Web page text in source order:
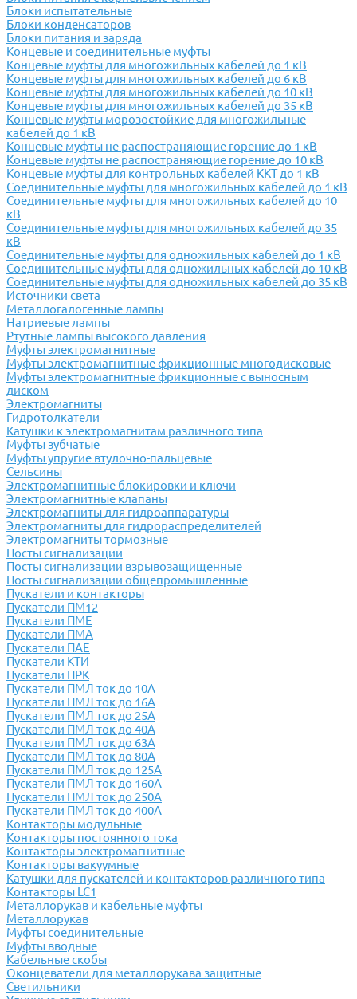
Блоки испытательные
Блоки конденсаторов
Блоки питания и заряда
Концевые и соединительные муфты
Концевые муфты для многожильных кабелей до 1 кВ
Концевые муфты для многожильных кабелей до 6 кВ
Концевые муфты для многожильных кабелей до 10 кВ
Концевые муфты для многожильных кабелей до 35 кВ
Концевые муфты морозостойкие для многожильные
кабелей до 1 кВ
Концевые муфты не распостраняющие горение до 1 кВ
Концевые муфты не распостраняющие горение до 10 кВ
Концевые муфты для контрольных кабелей ККТ до 1 кВ
Соединительные муфты для многожильных кабелей до 1 кВ
Соединительные муфты для многожильных кабелей до 10
кВ
Соединительные муфты для многожильных кабелей до 35
кВ
Соединительные муфты для одножильных кабелей до 1 кВ
Соединительные муфты для одножильных кабелей до 10 кВ
Соединительные муфты для одножильных кабелей до 35 кВ
Источники света
Металлогалогенные лампы
Натриевые лампы
Ртутные лампы высокого давления
Муфты электромагнитные
Муфты электромагнитные фрикционные многодисковые
Муфты электромагнитные фрикционные с выносным
диском
Электромагниты
Гидротолкатели
Катушки к электромагнитам различного типа
Муфты зубчатые
Муфты упругие втулочно-пальцевые
Сельсины
Электромагнитные блокировки и ключи
Электромагнитные клапаны
Электромагниты для гидроаппаратуры
Электромагниты для гидрораспределителей
Электромагниты тормозные
Посты сигнализации
Посты сигнализации взрывозащищенные
Посты сигнализации общепромышленные
Пускатели и контакторы
Пускатели ПМ12
Пускатели ПМЕ
Пускатели ПМА
Пускатели ПАЕ
Пускатели КТИ
Пускатели ПРК
Пускатели ПМЛ ток до 10А
Пускатели ПМЛ ток до 16А
Пускатели ПМЛ ток до 25А
Пускатели ПМЛ ток до 40А
Пускатели ПМЛ ток до 63А
Пускатели ПМЛ ток до 80А
Пускатели ПМЛ ток до 125А
Пускатели ПМЛ ток до 160А
Пускатели ПМЛ ток до 250А
Пускатели ПМЛ ток до 400А
Контакторы модульные
Контакторы постоянного тока
Контакторы электромагнитные
Контакторы вакуумные
Катушки для пускателей и контакторов различного типа
Контакторы LC1
Металлорукав и кабельные муфты
Металлорукав
Муфты соединительные
Муфты вводные
Кабельные скобы
Оконцеватели для металлорукава защитные
Светильники